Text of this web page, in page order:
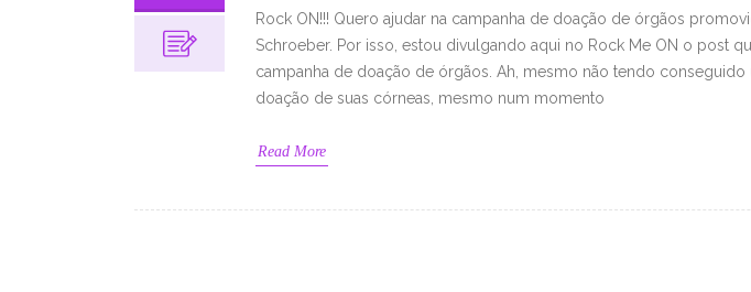
Rock ON!!! Quero ajudar na campanha de doação de órgãos
Schroeber. Por isso, estou divulgando aqui no Rock Me ON o post
campanha de doação de órgãos. Ah, mesmo não tendo conseguido
doação de suas córneas, mesmo num momento
Read More